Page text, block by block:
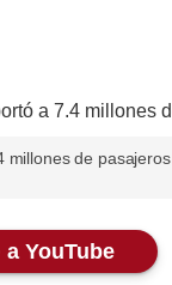
millones de pasajeros
YouTube